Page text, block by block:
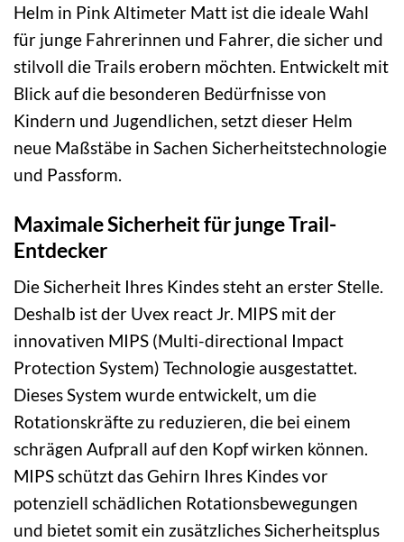
Helm in Pink Altimeter Matt ist die ideale Wahl
für junge Fahrerinnen und Fahrer, die sicher und
stilvoll die Trails erobern möchten. Entwickelt mit
Blick auf die besonderen Bedürfnisse von
Kindern und Jugendlichen, setzt dieser Helm
neue Maßstäbe in Sachen Sicherheitstechnologie
und Passform.
Maximale Sicherheit für junge Trail-
Entdecker
Die Sicherheit Ihres Kindes steht an erster Stelle.
Deshalb ist der Uvex react Jr. MIPS mit der
innovativen MIPS (Multi-directional Impact
Protection System) Technologie ausgestattet.
Dieses System wurde entwickelt, um die
Rotationskräfte zu reduzieren, die bei einem
schrägen Aufprall auf den Kopf wirken können.
MIPS schützt das Gehirn Ihres Kindes vor
potenziell schädlichen Rotationsbewegungen
und bietet somit ein zusätzliches Sicherheitsplus